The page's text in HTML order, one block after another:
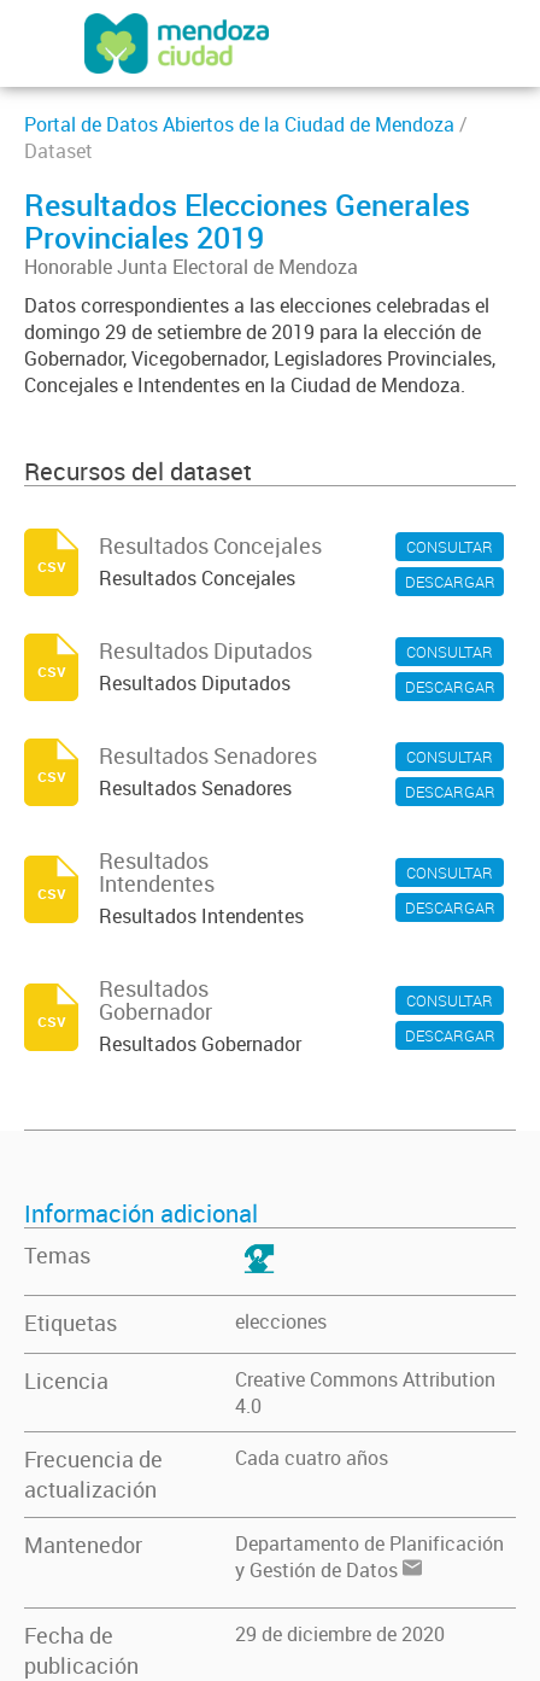
Portal de Datos Abiertos de la Ciudad de Mendoza /
Dataset
Resultados Elecciones Generales
Provinciales 2019
Honorable Junta Electoral de Mendoza
Datos correspondientes a las elecciones celebradas el
domingo 29 de setiembre de 2019 para la elección de
Gobernador, Vicegobernador, Legisladores Provinciales,
Concejales e Intendentes en la Ciudad de Mendoza.
Recursos del dataset
CONSULTAR
DESCARGAR
Resultados Concejales
Resultados Concejales
csv
CONSULTAR
DESCARGAR
Resultados Diputados
Resultados Diputados
csv
CONSULTAR
DESCARGAR
Resultados Senadores
Resultados Senadores
csv
CONSULTAR
DESCARGAR
Resultados
Intendentes
Resultados Intendentes
csv
CONSULTAR
DESCARGAR
Resultados
Gobernador
Resultados Gobernador
csv
Información adicional
Temas
Etiquetas elecciones
Licencia
Creative Commons Attribution
4.0
Frecuencia de
actualización
Cada cuatro años
Mantenedor
Departamento de Planificación
y Gestión de Datos
Fecha de
publicación
29 de diciembre de 2020